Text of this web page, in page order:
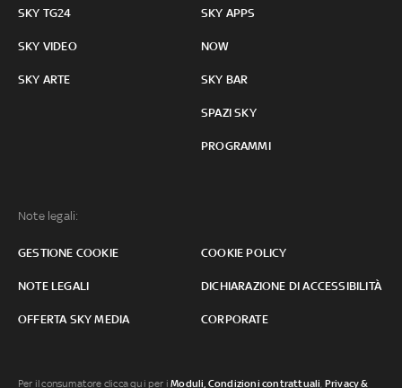
SKY TG24
SKY VIDEO
SKY ARTE
SKY APPS
NOW
SKY BAR
SPAZI SKY
PROGRAMMI
Note legali:
GESTIONE COOKIE COOKIE POLICY
NOTE LEGALI DICHIARAZIONE DI ACCESSIBILITÀ
OFFERTA SKY MEDIA CORPORATE
Per il consumatore clicca qui per iModuli, Condizioni contrattuali, Privacy &